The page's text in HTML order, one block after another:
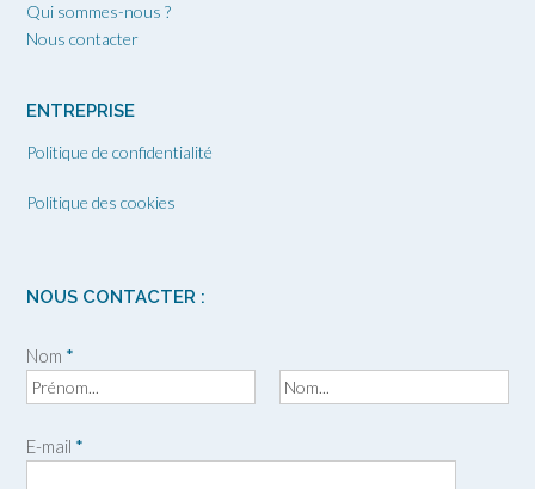
Qui sommes-nous ?
Nous contacter
ENTREPRISE
Politique de confidentialité
Politique des cookies
NOUS CONTACTER :
Nom *
é
E-mail *